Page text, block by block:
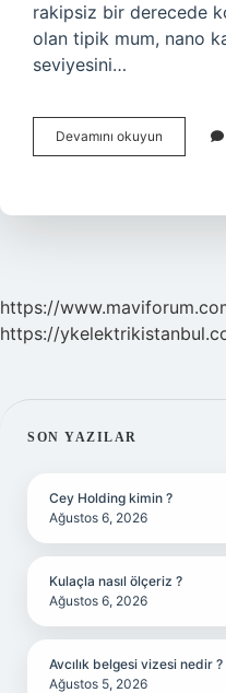
rakipsiz bir derecede
olan tipik mum, nano
seviyesini…
Devamını okuyun
Boya
Işe
https://
https://
SIDEBAR
SON YAZILAR
Cey Holding kimin ?
Ağustos 6, 2026
Kulaçla nasıl ölçeriz ?
Ağustos 6, 2026
Avcılık belgesi vizesi nedir ?
Ağustos 5, 2026